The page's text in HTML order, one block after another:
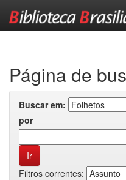
Página de
Buscar em:
por
Filtros correntes: